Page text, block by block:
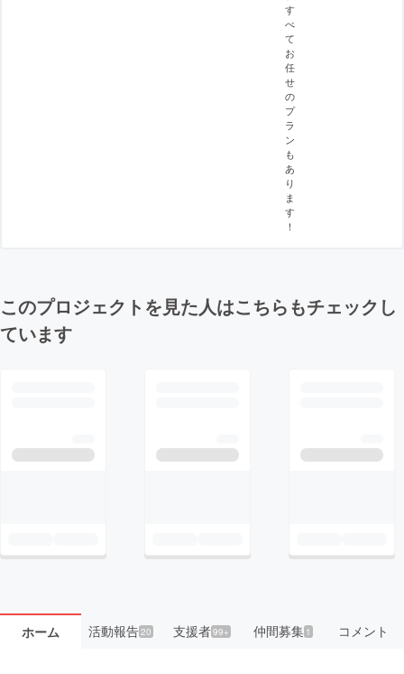
す
べ
て
お
任
せ
の
プ
ラ
ン
も
あ
り
ま
す
！
このプロジェクトを見た人はこちらもチェックし
ています
ホーム 活動報告20 支援者99+ 仲間募集 1 コメント